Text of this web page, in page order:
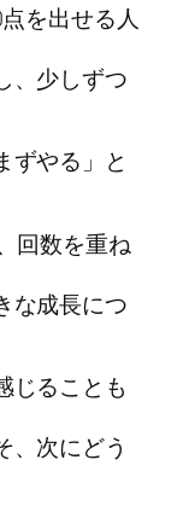
を出せる人
、少しずつ
ずやる」と
回数を重ね
な成長につ
じることも
、次にどう